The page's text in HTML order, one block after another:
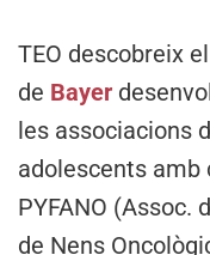
TEO descobreix
de Bayer
les associacions
adolescents amb
PYFANO (Assoc.
de Nens